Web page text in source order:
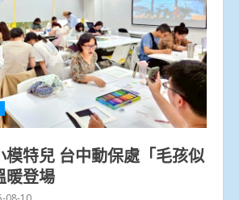
模特兒 台中動保處「毛孩似
暖登場